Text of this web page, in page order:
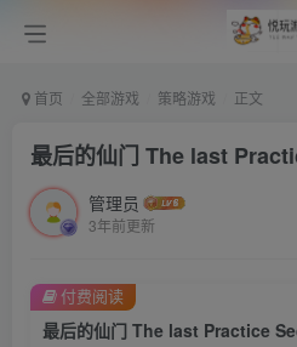
首页 全部游戏 策略游戏 正文
最后的仙门 The last
管理员
3年前更新
最后的仙门 The last Practice
付费阅读